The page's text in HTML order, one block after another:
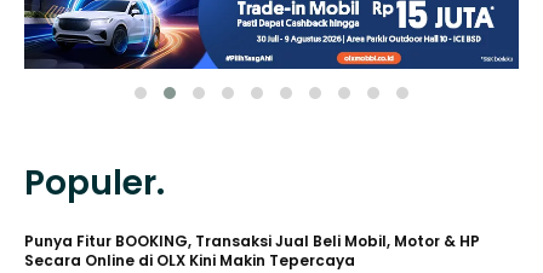
Populer.
Punya Fitur BOOKING, Transaksi Jual Beli Mobil, Motor & HP
Secara Online di OLX Kini Makin Tepercaya